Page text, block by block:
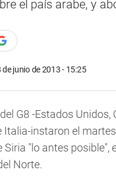
el país arabe, y
de junio de 2013 - 15:25
G8 -Estados Unidos,
Italia-instaron el
"lo antes posible",
Norte.